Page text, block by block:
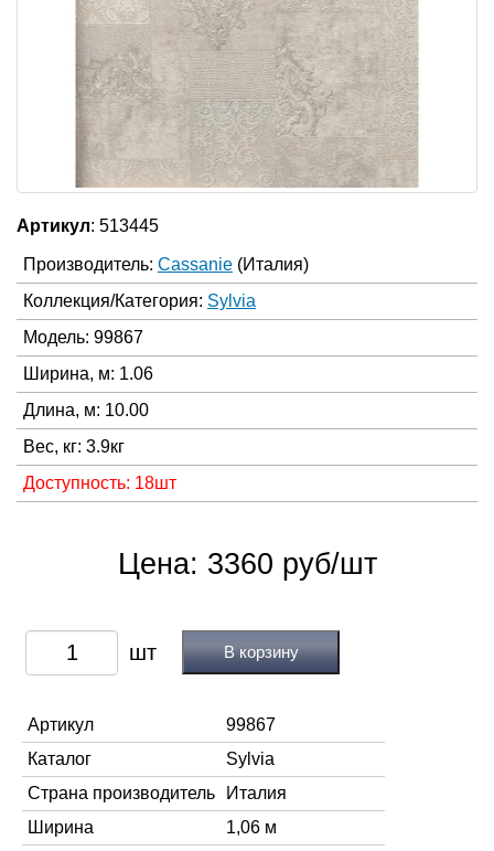
Артикул: 513445
Производитель: Cassanie (Италия)
Коллекция/Категория: Sylvia
Модель: 99867
Ширина, м: 1.06
Длина, м: 10.00
Вес, кг: 3.9кг
Доступность: 18шт
Цена: 3360 руб/шт
В корзину
Артикул
99867
Каталог
Sylvia
Страна производитель
Италия
Ширина
1,06 м